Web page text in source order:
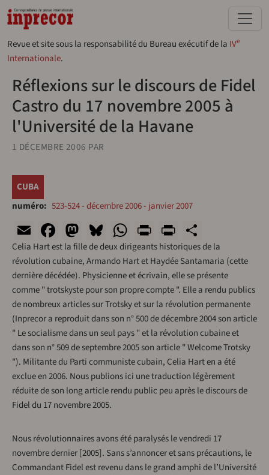
Aller au contenu principal
Revue et site sous la responsabilité du Bureau exécutif de la IVe
Internationale.
Réflexions sur le discours de Fidel
Castro du 17 novembre 2005 à
l'Université de la Havane
1 DÉCEMBRE 2006 PAR
CUBA
numéro
523-524 - décembre 2006 - janvier 2007
EmailFacebook
Mastodon
Bluesky
WhatsApp
Print
Celia Hart est la fille de deux dirigeants historiques de la
révolution cubaine, Armando Hart et Haydée Santamaria (cette
dernière décédée). Physicienne et écrivain, elle se présente
comme " trotskyste pour son propre compte ". Elle a rendu publics
de nombreux articles sur Trotsky et sur la révolution permanente
(Inprecor a reproduit dans son n° 500 de décembre 2004 son article
" Le socialisme dans un seul pays " et la révolution cubaine et
dans son n° 509 de septembre 2005 son article " Welcome Trotsky
"). Militante du Parti communiste cubain, Celia Hart en a été
exclue en 2006. Nous publions ici une traduction légèrement
réduite de son long article rendu public peu après le discours de
Fidel du 17 novembre 2005.
Nous révolutionnaires avons été paralysés le vendredi 17
novembre dernier [2005]. Sans s’annoncer et sans précautions, le
Commandant Fidel est revenu dans le grand amphi de l’Université